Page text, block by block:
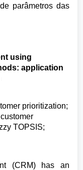
parâmetros das
using
application
prioritization;
TOPSIS;
(CRM) has an